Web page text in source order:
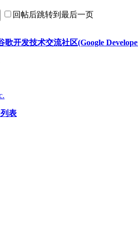
回帖后跳转到最后一页
歌开发技术交流社区(Google
表